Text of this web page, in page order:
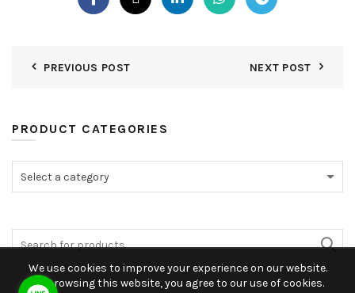
PREVIOUS POST NEXT POST
PRODUCT CATEGORIES
Select a category
We use cookies to improve your experience on our website.
By browsing this website, you agree to our use of cookies.